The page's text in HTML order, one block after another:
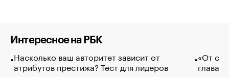
Интересное на РБК
Насколько ваш авторитет зависит от
атрибутов престижа? Тест для лидеров
«От
глава